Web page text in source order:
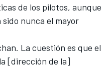
de los pilotos, aunque
sido nunca el mayor
La cuestión es que el
[dirección de la]